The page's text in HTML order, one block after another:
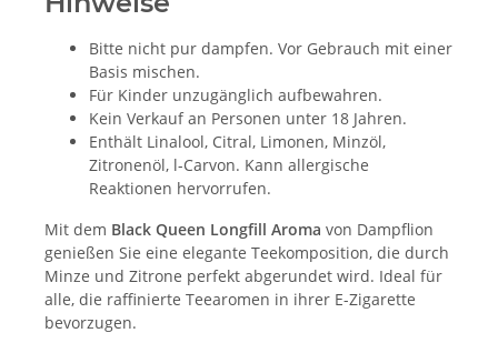
Bitte nicht pur dampfen. Vor Gebrauch mit einer
Basis mischen.
Für Kinder unzugänglich aufbewahren.
Kein Verkauf an Personen unter 18 Jahren.
Enthält Linalool, Citral, Limonen, Minzöl,
Zitronenöl, l-Carvon. Kann allergische
Reaktionen hervorrufen.
Mit dem Black Queen Longfill Aroma von Dampflion
genießen Sie eine elegante Teekomposition, die durch
Minze und Zitrone perfekt abgerundet wird. Ideal für
alle, die raffinierte Teearomen in ihrer E-Zigarette
bevorzugen.